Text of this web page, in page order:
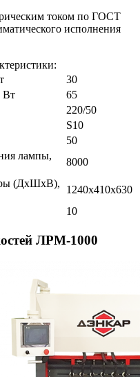
током по ГОСТ
исполнения
30
Вт
65
220/50
S10
50
лампы,
8000
(ДхШхВ),
1240х410х630
10
ЛРМ-1000